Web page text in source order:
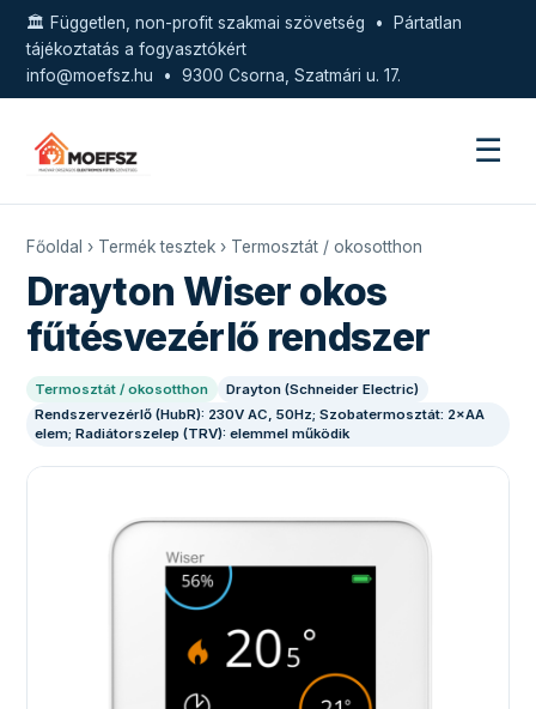
🏛️ Független, non-profit szakmai szövetség • Pártatlan
tájékoztatás a fogyasztókért
info@moefsz.hu • 9300 Csorna, Szatmári u. 17.
☰
Főoldal › Termék tesztek › Termosztát / okosotthon
Drayton Wiser okos
fűtésvezérlő rendszer
Termosztát / okosotthon
Drayton (Schneider Electric)
Rendszervezérlő (HubR): 230V AC, 50Hz; Szobatermosztát: 2×AA
elem; Radiátorszelep (TRV): elemmel működik